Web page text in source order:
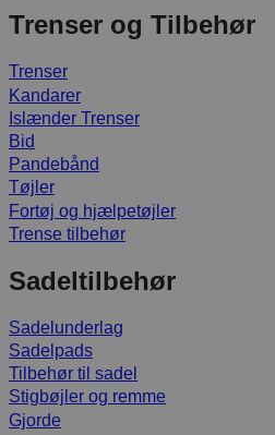
Trenser og Tilbehør
Trenser
Kandarer
Islænder Trenser
Bid
Pandebånd
Tøjler
Fortøj og hjælpetøjler
Trense tilbehør
Sadeltilbehør
Sadelunderlag
Sadelpads
Tilbehør til sadel
Stigbøjler og remme
Gjorde